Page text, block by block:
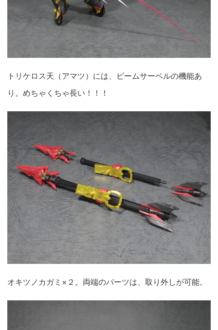
トリケロス天（アマツ）には、ビームサーベルの機能あ
り。めちゃくちゃ長い！！！
オキツノカガミ×２。両端のパーツは、取り外しが可能。